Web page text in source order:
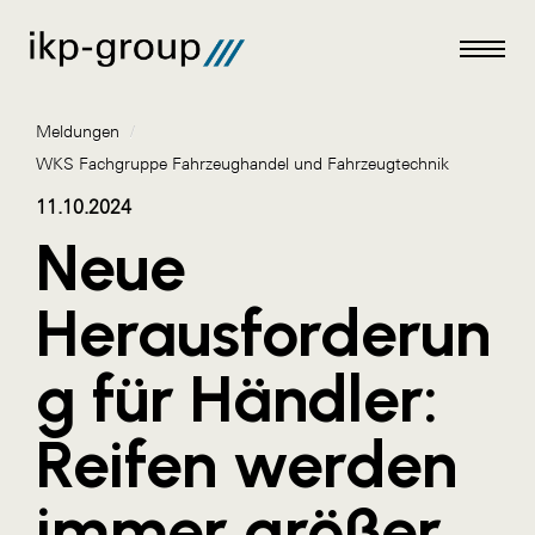
Meldungen
AKTUELLES
ACO
ALEX Krems
Amazon Web Services
Artweger
AustroCel Hallein
Meldungen
/
WKS Fachgruppe Fahrzeughandel und Fahrzeugtechnik
11.10.2024
Neue
Herausforderun
g für Händler:
Reifen werden